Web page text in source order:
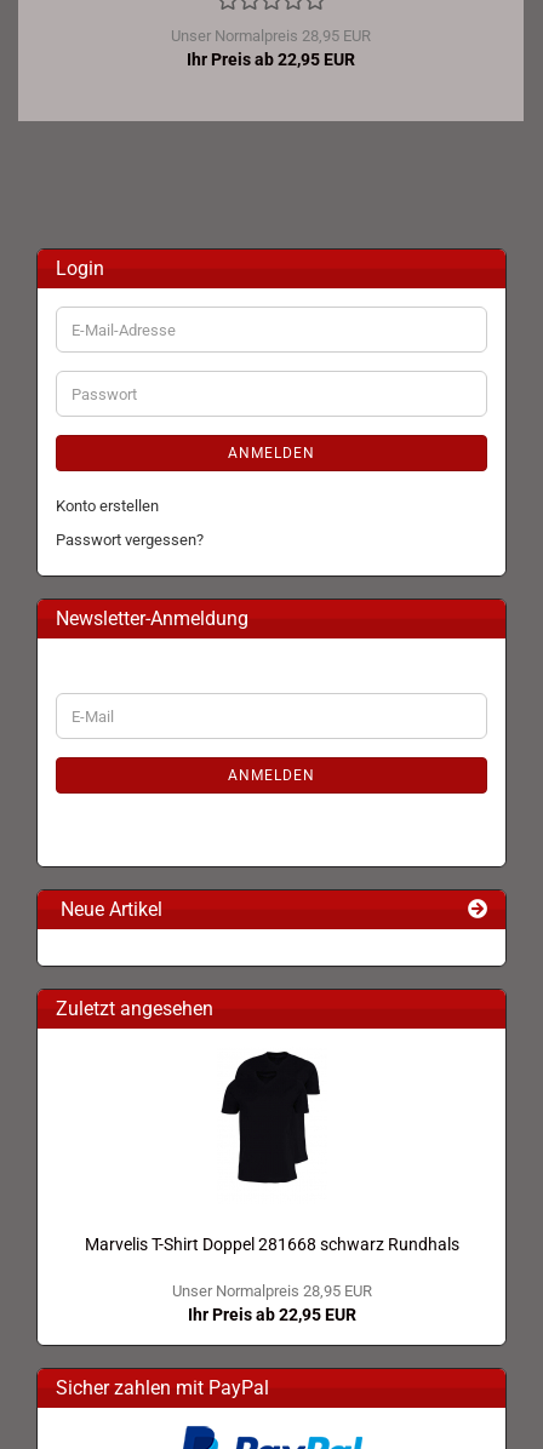
Unser Normalpreis 28,95 EUR
Ihr Preis ab 22,95 EUR
Login
E-
Mail-
Adresse
Passwort
ANMELDEN
Konto erstellen
Passwort vergessen?
Newsletter-Anmeldung
WEITER
ZUR
E-
Mail
ANMELDEN
Neue Artikel
Zuletzt angesehen
Marvelis T-Shirt Doppel 281668 schwarz Rundhals
Unser Normalpreis 28,95 EUR
Ihr Preis ab 22,95 EUR
Sicher zahlen mit PayPal